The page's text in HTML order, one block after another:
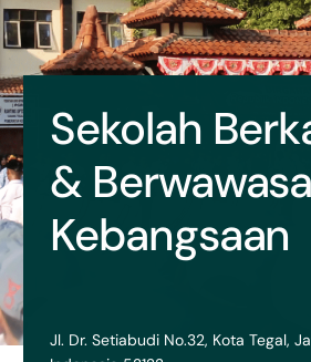
Sekolah
&
Kebangsaan
Jl. Dr. Setiabudi No.32, Kota Tegal,